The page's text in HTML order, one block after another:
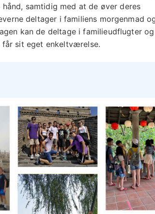
samtidig med at de øver deres
deltager i familiens morgenmad
kan de deltage i familieudflugter og
sit eget enkeltværelse.